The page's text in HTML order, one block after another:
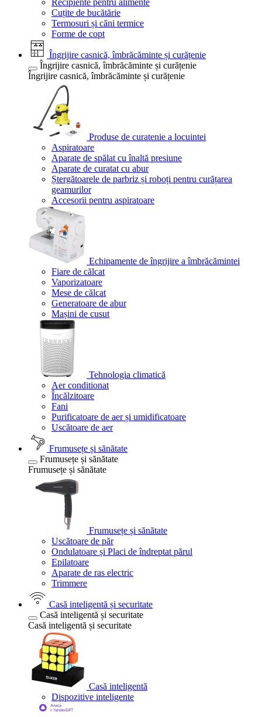
Recipiente pentru alimente
Cuțite de bucătărie
Termosuri și căni termice
Forme de copt
Îngrijire casnică, îmbrăcăminte și curățenie
Îngrijire casnică, îmbrăcăminte și curățenie
Îngrijire casnică, îmbrăcăminte și curățenie
Produse de curatenie a locuintei
Aspiratoare
Aparate de spălat cu înaltă presiune
Aparate de curatat cu abur
Ștergătoarele de parbriz și roboți pentru curățarea
geamurilor
Accesorii pentru aspiratoare
Echipamente de îngrijire a îmbrăcămintei
Fiare de călcat
Vaporizatoare
Mese de călcat
Generatoare de abur
Mașini de cusut
Tehnologia climatică
Aer conditionat
Încălzitoare
Fani
Purificatoare de aer și umidificatoare
Uscătoare de aer
Frumusețe și sănătate
Frumusețe și sănătate
Frumusețe și sănătate
Frumusețe și sănătate
Uscătoare de păr
Ondulatoare și Placi de îndreptat părul
Epilatoare
Aparate de ras electric
Trimmere
Casă inteligentă și securitate
Casă inteligentă și securitate
Casă inteligentă și securitate
Casă inteligentă
Dispozitive inteligente